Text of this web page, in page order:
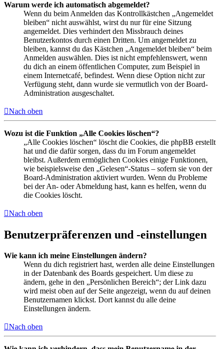
Warum werde ich automatisch abgemeldet?
Wenn du beim Anmelden das Kontrollkästchen „Angemeldet
bleiben“ nicht auswählst, wirst du nur für eine Sitzung
angemeldet. Dies verhindert den Missbrauch deines
Benutzerkontos durch einen Dritten. Um angemeldet zu
bleiben, kannst du das Kästchen „Angemeldet bleiben“ beim
Anmelden auswählen. Dies ist nicht empfehlenswert, wenn
du dich an einem öffentlichen Computer, zum Beispiel in
einem Internetcafé, befindest. Wenn diese Option nicht zur
Verfügung steht, dann wurde sie vermutlich von der Board-
Administration ausgeschaltet.
Nach oben
Wozu ist die Funktion „Alle Cookies löschen“?
„Alle Cookies löschen“ löscht die Cookies, die phpBB erstellt
hat und die dafür sorgen, dass du im Forum angemeldet
bleibst. Außerdem ermöglichen Cookies einige Funktionen,
wie beispielsweise den „Gelesen“-Status – sofern sie von der
Board-Administration aktiviert wurden. Wenn du Probleme
bei der An- oder Abmeldung hast, kann es helfen, wenn du
die Cookies löscht.
Nach oben
Benutzerpräferenzen und -einstellungen
Wie kann ich meine Einstellungen ändern?
Wenn du dich registriert hast, werden alle deine Einstellungen
in der Datenbank des Boards gespeichert. Um diese zu
ändern, gehe in den „Persönlichen Bereich“; der Link dazu
wird meist oben auf der Seite angezeigt, wenn du auf deinen
Benutzernamen klickst. Dort kannst du alle deine
Einstellungen ändern.
Nach oben